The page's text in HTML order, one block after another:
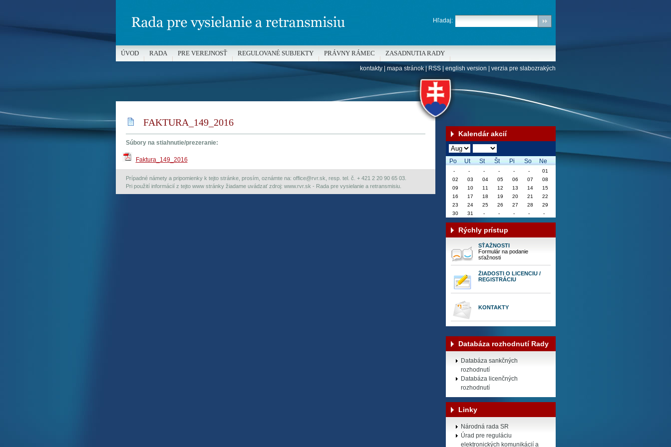
FAKTURA_149_2016
Súbory na stiahnutie/prezeranie:
Faktura_149_2016
Prípadné námety a pripomienky k tejto stránke, prosím, oznámte na: office@rvr.sk, resp. tel. č. + 421 2 20 90 65 03.
Pri použití informácií z tejto www stránky žiadame uvádzať zdroj: www.rvr.sk - Rada pre vysielanie a retransmisiu.
Kalendár akcií
Po Ut St Št Pi So Ne
Rýchly prístup
SŤAŽNOSTI
Formulár na podanie
sťažnosti
ŽIADOSTI O LICENCIU /
REGISTRÁCIU
KONTAKTY
Databáza rozhodnutí Rady
Databáza sankčných
rozhodnutí
Databáza licenčných
rozhodnutí
Linky
Národná rada SR
Úrad pre reguláciu
elektronických komunikácií a
Hľadaj:
ÚVOD RADA PRE VEREJNOSŤ REGULOVANÉ SUBJEKTY PRÁVNY RÁMEC ZASADNUTIA RADY
kontakty| mapa stránok|RSS| english version verzia pre slabozrakých